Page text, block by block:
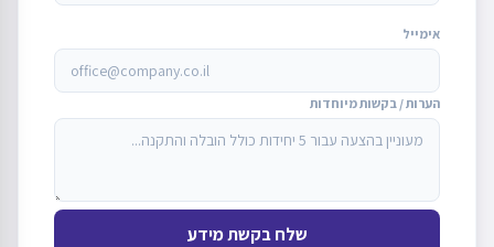
אימייל
הערות / בקשות מיוחדות
שלח בקשת מידע